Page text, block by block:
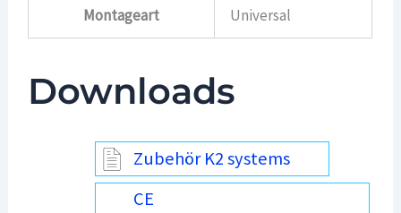
Montageart Universal
Downloads
Zubehör K2 systems
CE